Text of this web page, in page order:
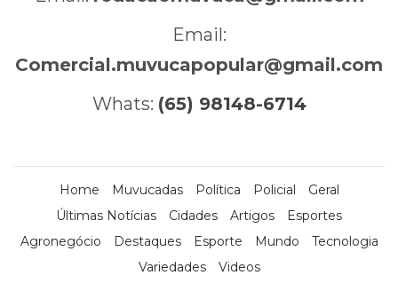
Email:
Comercial.muvucapopular@gmail.com
Whats: (65) 98148-6714
Home Muvucadas Política Policial
Geral
Últimas Notícias
Cidades Artigos
Esportes
Agronegócio
Destaques Esporte Mundo
Tecnologia
Variedades
Videos